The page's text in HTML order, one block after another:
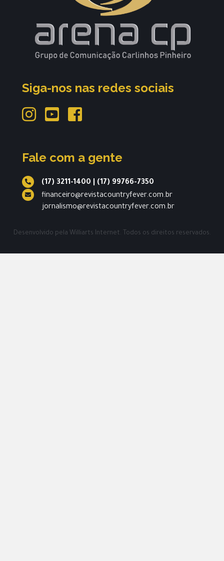
Siga-nos nas redes sociais
Fale com a gente
(17) 3211-1400
(17) 99766-7350
financeiro@revistacountryfever.com.br
jornalismo@revistacountryfever.com.br
Desenvolvido pela Williarts Internet. Todos os direitos reservados.